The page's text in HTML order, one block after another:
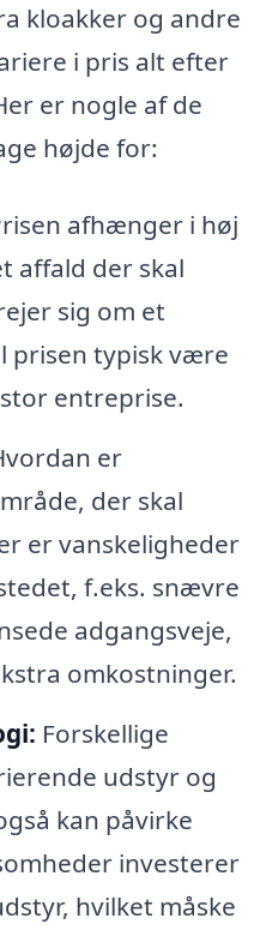
kloakker og andre
i pris alt efter
er nogle af de
højde for:
afhænger i høj
affald der skal
sig om et
prisen typisk være
entreprise.
er
der skal
er vanskeligheder
f.eks. snævre
adgangsveje,
omkostninger.
Forskellige
udstyr og
kan påvirke
investerer
hvilket måske